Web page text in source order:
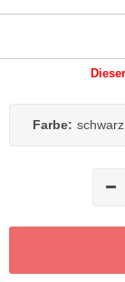
Farbe: schwarz